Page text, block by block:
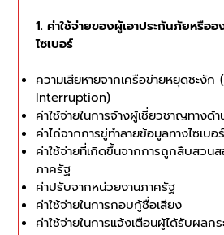
1. ค่าใช้จ่ายของผู้เอาประกันภัยหรือ
ไซเบอร์
ความเสียหายจากเครือข่ายหยุดชะงัก
Interruption)
ค่าใช้จ่ายในการจ้างผู้เชี่ยวชาญทาง
ค่าไถ่จากการขู่ทำลายข้อมูลทางไซเบ
ค่าใช้จ่ายที่เกิดขึ้นจากการถูกสืบสวน
ภาครัฐ
ค่าปรับจากหน่วยงานภาครัฐ
ค่าใช้จ่ายในการกอบกู้ชื่อเสียง
ค่าใช้จ่ายในการแจ้งเตือนผู้ได้รับผลก